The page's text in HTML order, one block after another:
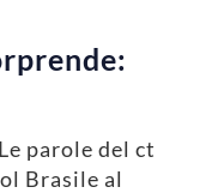
parole del ct
Brasile al